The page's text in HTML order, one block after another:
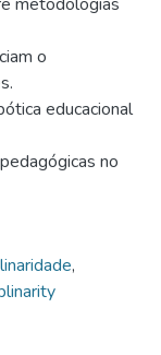
o
educacional
no
,